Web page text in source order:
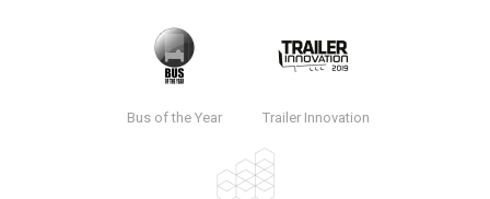
Bus of the Year Trailer Innovation